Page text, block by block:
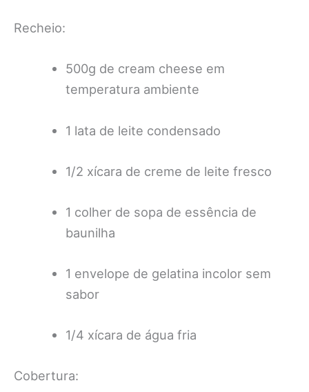
Recheio:
500g de cream cheese em
temperatura ambiente
1 lata de leite condensado
1/2 xícara de creme de leite fresco
1 colher de sopa de essência de
baunilha
1 envelope de gelatina incolor sem
sabor
1/4 xícara de água fria
Cobertura: